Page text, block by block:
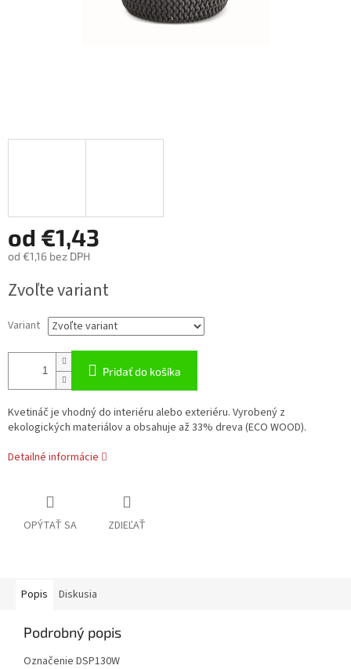
od €1,43
od €1,16 bez DPH
cena:
Zvoľte variant
Variant
Pridať do košíka
Kvetináč je vhodný do interiéru alebo exteriéru. Vyrobený z
ekologických materiálov a obsahuje až 33% dreva (ECO WOOD).
Detailné informácie
OPÝTAŤ SA ZDIEĽAŤ
Popis Diskusia
Podrobný popis
Označenie DSP130W